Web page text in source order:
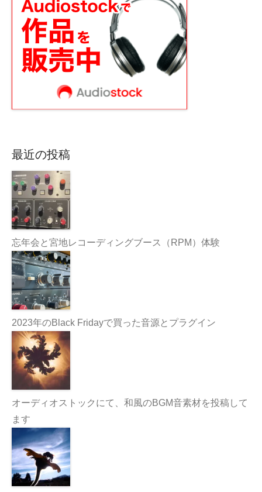
最近の投稿
忘年会と宮地レコーディングブース（RPM）体験
2023年のBlack Fridayで買った音源とプラグイン
オーディオストックにて、和風のBGM音素材を投稿して
ます